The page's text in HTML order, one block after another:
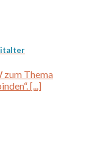
zum Thema
[...]